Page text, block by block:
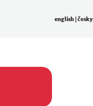
english |česky